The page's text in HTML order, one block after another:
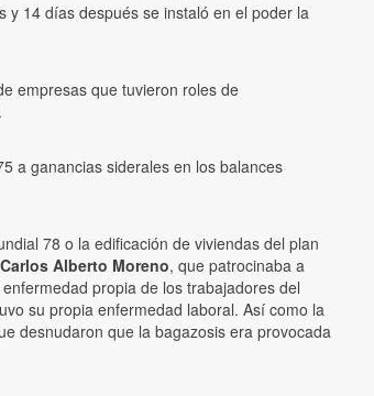
y 14 días después se instaló en el poder la
empresas que tuvieron roles de
a ganancias siderales en los balances
78 o la edificación de viviendas del plan
Carlos Alberto Moreno, que patrocinaba a
propia de los trabajadores del
su propia enfermedad laboral. Así como la
desnudaron que la bagazosis era provocada